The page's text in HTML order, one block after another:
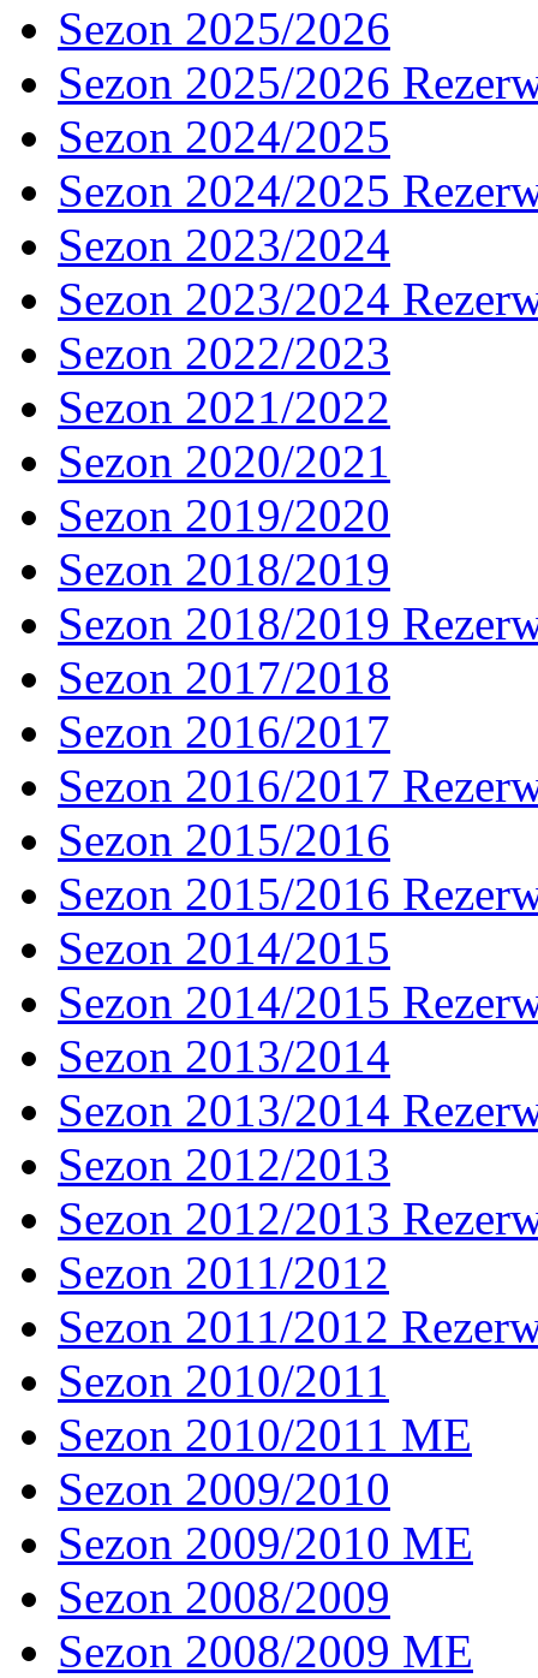
Sezon 2025/2026
Sezon 2025/2026
Sezon 2024/2025
Sezon 2024/2025
Sezon 2023/2024
Sezon 2023/2024
Sezon 2022/2023
Sezon 2021/2022
Sezon 2020/2021
Sezon 2019/2020
Sezon 2018/2019
Sezon 2018/2019
Sezon 2017/2018
Sezon 2016/2017
Sezon 2016/2017
Sezon 2015/2016
Sezon 2015/2016
Sezon 2014/2015
Sezon 2014/2015
Sezon 2013/2014
Sezon 2013/2014
Sezon 2012/2013
Sezon 2012/2013
Sezon 2011/2012
Sezon 2011/2012
Sezon 2010/2011
Sezon 2010/2011 ME
Sezon 2009/2010
Sezon 2009/2010 ME
Sezon 2008/2009
Sezon 2008/2009 ME